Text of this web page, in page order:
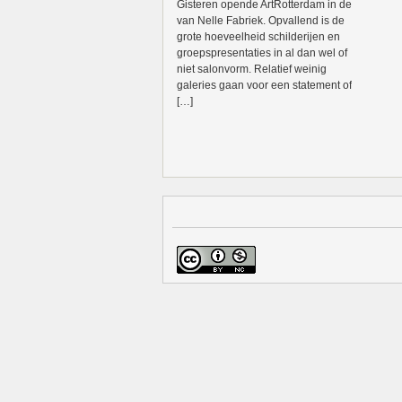
Gisteren opende ArtRotterdam in de
van Nelle Fabriek. Opvallend is de
grote hoeveelheid schilderijen en
groepspresentaties in al dan wel of
niet salonvorm. Relatief weinig
galeries gaan voor een statement of
[…]